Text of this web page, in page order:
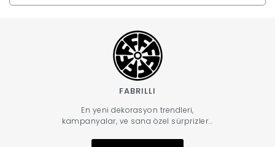
FABRILLI
En yeni dekorasyon trendleri,
kampanyalar, ve sana özel sürprizler...